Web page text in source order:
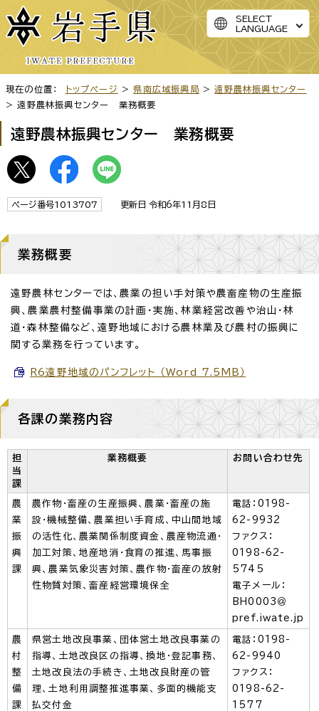
SELECT
LANGUAGE
現在の位置： トップページ > 県南広域振興局 >遠野農林振興センター
> 遠野農林振興センター 業務概要
遠野農林振興センター 業務概要
ページ番号1013707 更新日 令和6年11月8日
業務概要
遠野農林センターでは、農業の担い手対策や農畜産物の生産振
興、農業農村整備事業の計画・実施、林業経営改善や治山・林
道・森林整備など、遠野地域における農林業及び農村の振興に
関する業務を行っています。
R6遠野地域のパンフレット （Word 7.5MB）
各課の業務内容
担
当
課
業務概要 お問い合わせ先
農
業
振
興
課
農作物・畜産の生産振興、農業・畜産の施
設・機械整備、農業担い手育成、中山間地域
の活性化、農業関係制度資金、農産物流通・
加工対策、地産地消・食育の推進、馬事振
興、農業気象災害対策、農作物・畜産の放射
性物質対策、畜産経営環境保全
電話：0198-
62-9932
ファクス：
0198-62-
5745
電子メール：
BH0003＠
pref.iwate.jp
農
村
整
備
課
県営土地改良事業、団体営土地改良事業の
指導、土地改良区の指導、換地・登記事務、
土地改良法の手続き、土地改良財産の管
理、土地利用調整推進事業、多面的機能支
払交付金
電話：0198-
62-9940
ファクス：
0198-62-
1577